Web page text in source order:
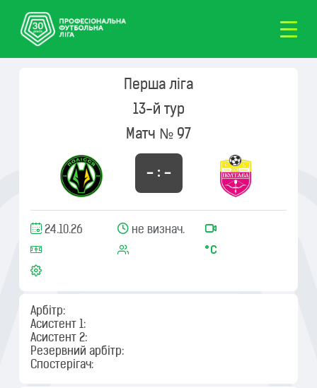
Перша ліга
13-й тур
Матч № 97
– : –
24.10.26 не визнач.
Арбітр:
Асистент 1:
Асистент 2:
Резервний арбітр:
Спостерігач: